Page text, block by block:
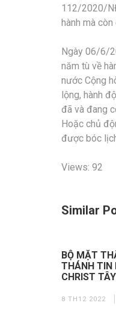
112/2020/
hành mà còn
Ngày 06/6/
năm tù về
nước Cộng
lộng, hành
đã và đang
Hoặc chủ
được bóc
Views: 92
Similar
BỘ MẶT
THÁNH TIN
CHRIST
8 TH12 2022